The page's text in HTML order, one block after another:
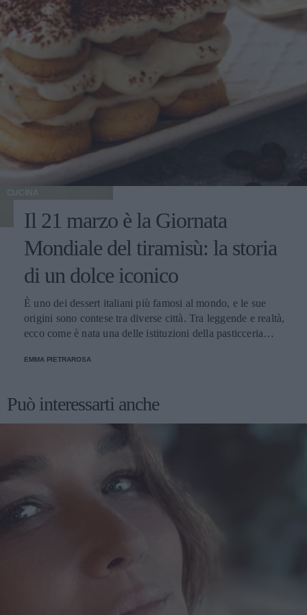
CUCINA
Il 21 marzo è la Giornata
Mondiale del tiramisù: la storia
di un dolce iconico
È uno dei dessert italiani più famosi al mondo, e le sue
origini sono contese tra diverse città. Tra leggende e realtà,
ecco come è nata una delle istituzioni della pasticceria
EMMA PIETRAROSA
Può interessarti anche